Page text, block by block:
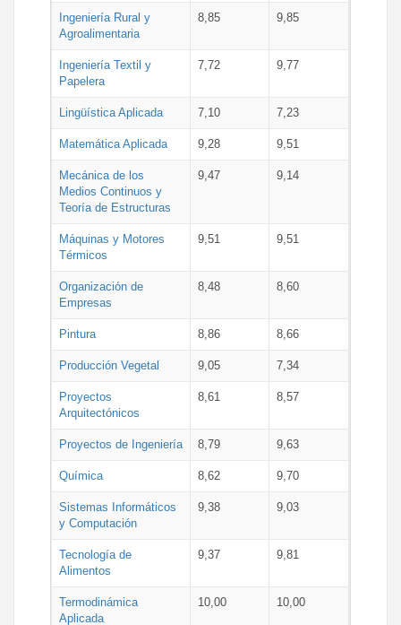
Ingeniería Rural y
Agroalimentaria
8,85 9,85
Ingeniería Textil y
Papelera
7,72 9,77
Lingüística Aplicada 7,10 7,23
Matemática Aplicada 9,28 9,51
Mecánica de los
Medios Continuos y
Teoría de Estructuras
9,47 9,14
Máquinas y Motores
Térmicos
9,51 9,51
Organización de
Empresas
8,48 8,60
Pintura 8,86 8,66
Producción Vegetal 9,05 7,34
Proyectos
Arquitectónicos
8,61 8,57
Proyectos de Ingeniería 8,79 9,63
Química 8,62 9,70
Sistemas Informáticos
y Computación
9,38 9,03
Tecnología de
Alimentos
9,37 9,81
Termodinámica
Aplicada
10,00 10,00